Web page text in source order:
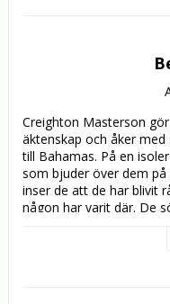
Creighton Masterson
äktenskap och åker
till Bahamas. På en
som bjuder över dem
inser de att de har blivit
någon har varit där. De
motiv. Med bara